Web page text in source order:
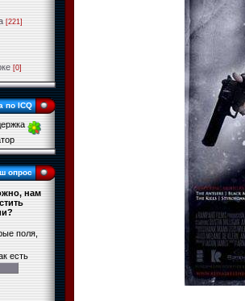
[221]
[0]
по ICQ
опрос
нам
поля,
есть